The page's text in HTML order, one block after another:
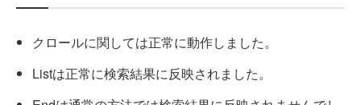
クロールに関しては正常に動作しました。
Listは正常に検索結果に反映されました。